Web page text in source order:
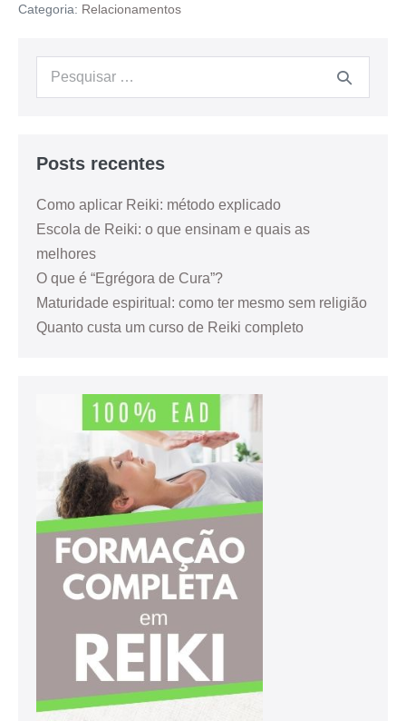
Categoria: Relacionamentos
Posts recentes
Como aplicar Reiki: método explicado
Escola de Reiki: o que ensinam e quais as
melhores
O que é “Egrégora de Cura”?
Maturidade espiritual: como ter mesmo sem religião
Quanto custa um curso de Reiki completo